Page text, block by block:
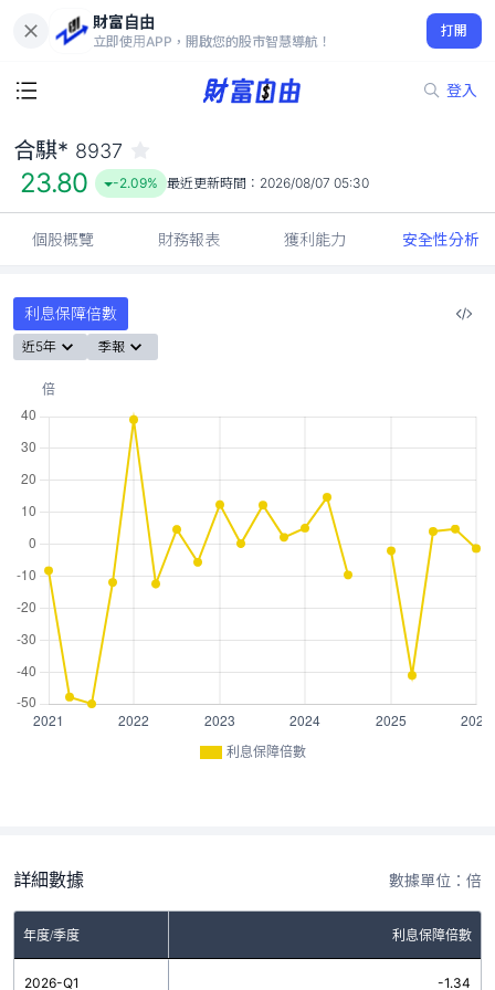
財富自由
立即使用APP，開啟您的股市智慧導航！
打開
登入
23.80
-2.09%
合騏* 8937
23.80 -2.09% 最近更新時間： 2026/08/07 05:30
個股概覽 財務報表 獲利能力 安全性分析
利息保障倍數
近5年 季報
利息保障倍數
詳細數據 數據單位：倍
年度/季度 利息保障倍數
2026-Q1 -1.34